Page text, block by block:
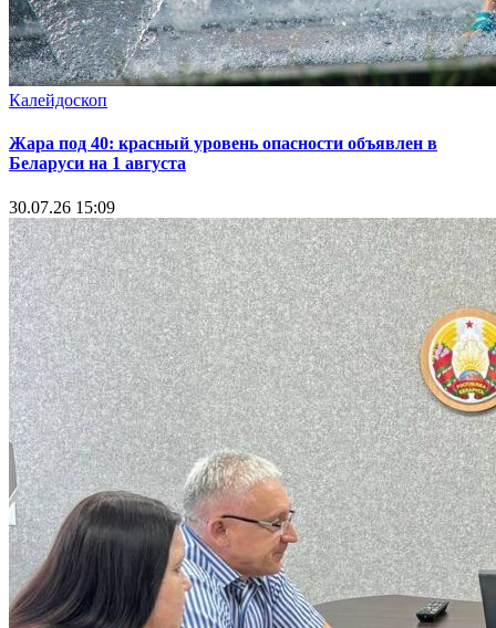
Калейдоскоп
Жара под 40: красный уровень опасности объявлен в
Беларуси на 1 августа
30.07.26 15:09